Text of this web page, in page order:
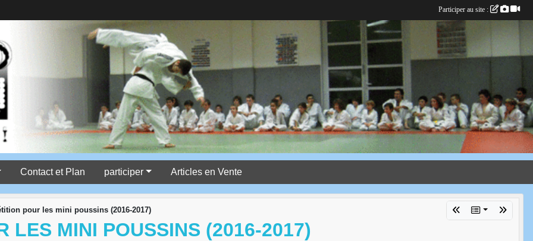
Contact et Plan participer Articles en Vente
pour les mini poussins (2016-2017)
LES MINI POUSSINS (2016-2017)
Participer au site :